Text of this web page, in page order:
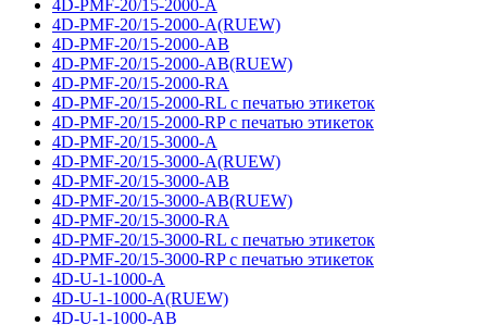
4D-PMF-20/15-2000-A
4D-PMF-20/15-2000-A(RUEW)
4D-PMF-20/15-2000-AB
4D-PMF-20/15-2000-AB(RUEW)
4D-PMF-20/15-2000-RA
4D-PMF-20/15-2000-RL с печатью этикеток
4D-PMF-20/15-2000-RP с печатью этикеток
4D-PMF-20/15-3000-A
4D-PMF-20/15-3000-A(RUEW)
4D-PMF-20/15-3000-AB
4D-PMF-20/15-3000-AB(RUEW)
4D-PMF-20/15-3000-RA
4D-PMF-20/15-3000-RL с печатью этикеток
4D-PMF-20/15-3000-RP с печатью этикеток
4D-U-1-1000-A
4D-U-1-1000-A(RUEW)
4D-U-1-1000-AB